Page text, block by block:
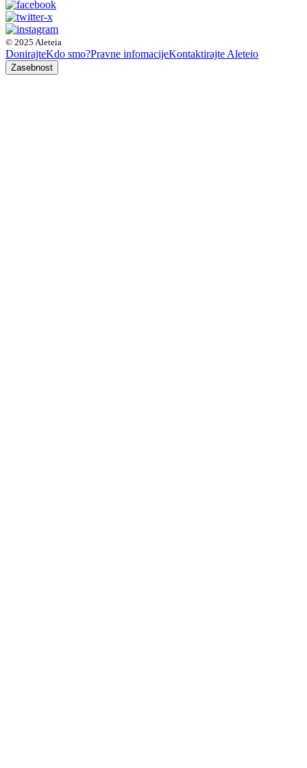
© 2025 Aleteia
DonirajteKdo smo?Pravne infomacijeKontaktirajte Aleteio
Zasebnost